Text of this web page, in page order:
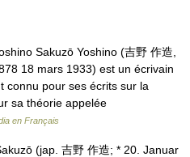
Sakuzō Yoshino (吉野 作造,
18 mars 1933) est un écrivain
connu pour ses écrits sur la
sa théorie appelée
en Français
(jap. 吉野 作造; * 20. Januar